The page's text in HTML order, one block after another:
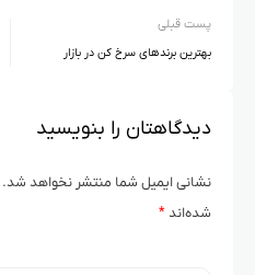
پست قبلی
بهترین برندهای سرخ کن در بازار
دیدگاهتان را بنویسید
نشانی ایمیل شما منتشر نخواهد شد.
شده‌اند*